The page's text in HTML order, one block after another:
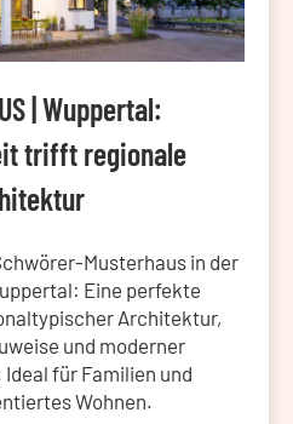
| Wuppertal:
trifft regionale
Musterhaus in der
Eine perfekte
Architektur,
und moderner
für Familien und
Wohnen.